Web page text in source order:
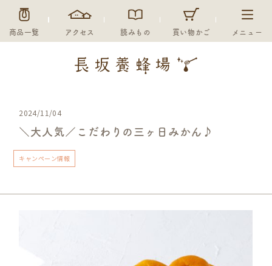
商品一覧 アクセス 読みもの 買い物かご メニュー
2024/11/04
＼大人気／こだわりの三ヶ日みかん♪
キャンペーン情報